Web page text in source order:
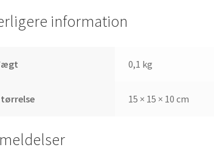
information
0,1 kg
15 × 15 × 10 cm